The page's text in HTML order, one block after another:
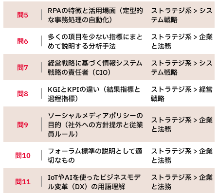
問5
RPAの特徴と活用場面（定型的
な事務処理の自動化）
ストラテジ系 > シス
テム戦略
問6
多くの項目を少ない指標にまと
めて説明する分析手法
ストラテジ系 > 企業
と法務
問7
経営戦略に基づく情報システム
戦略の責任者（CIO）
ストラテジ系 > シス
テム戦略
問8
KGIとKPIの違い（結果指標と
過程指標）
ストラテジ系 > 経営
戦略
問9
ソーシャルメディアポリシーの
目的（社外への方針提示と従業
員ルール）
ストラテジ系 > 企業
と法務
問10
フォーラム標準の説明として適
切なもの
ストラテジ系 > 企業
と法務
問11
IoTやAIを使ったビジネスモデ
ル変革（DX）の用語理解
ストラテジ系 > 企業
と法務